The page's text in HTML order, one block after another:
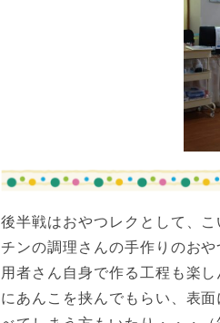
後半戦はおやつレクとして、
チンの調理さんの手作りのお
用者さん自身で作る工程も楽
にあんこを挟んでもらい、表